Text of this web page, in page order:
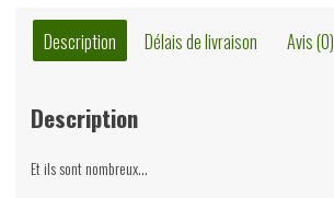
Description Délais de livraison Avis (0)
Description
Et ils sont nombreux…